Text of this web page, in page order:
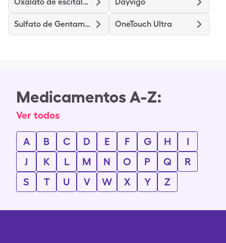
Sulfato de Gentamicina OneTouch Ultra
Medicamentos A-Z:
Ver todos
A B C D E F G H
I
J
K L M N O P Q
R
S
T U V W X Y Z